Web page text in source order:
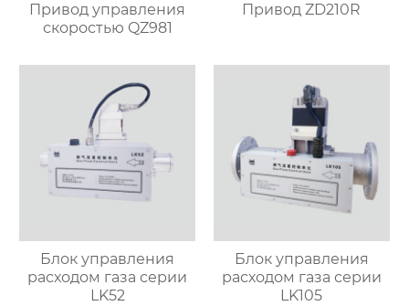
Привод управления
скоростью QZ981
Привод ZD210R
Блок управления
расходом газа серии
LK52
Блок управления
расходом газа серии
LK105